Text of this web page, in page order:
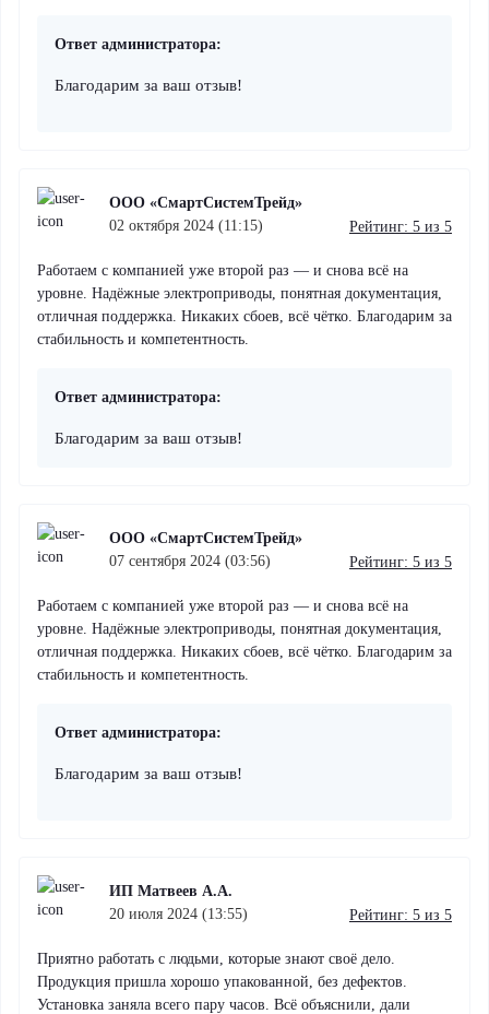
Ответ администратора:
Благодарим за ваш отзыв!
ООО «СмартСистемТрейд»
02 октября 2024 (11:15)
Рейтинг: 5 из 5
Работаем с компанией уже второй раз — и снова всё на
уровне. Надёжные электроприводы, понятная документация,
отличная поддержка. Никаких сбоев, всё чётко. Благодарим за
стабильность и компетентность.
Ответ администратора:
Благодарим за ваш отзыв!
ООО «СмартСистемТрейд»
07 сентября 2024 (03:56)
Рейтинг: 5 из 5
Работаем с компанией уже второй раз — и снова всё на
уровне. Надёжные электроприводы, понятная документация,
отличная поддержка. Никаких сбоев, всё чётко. Благодарим за
стабильность и компетентность.
Ответ администратора:
Благодарим за ваш отзыв!
ИП Матвеев А.А.
20 июля 2024 (13:55)
Рейтинг: 5 из 5
Приятно работать с людьми, которые знают своё дело.
Продукция пришла хорошо упакованной, без дефектов.
Установка заняла всего пару часов. Всё объяснили, дали